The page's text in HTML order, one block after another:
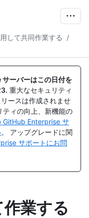
して共同作業する
/
ーバーはこの日付を
. 重大なセキュリティ
ースは作成されませ
ティの向上、新機能の
GitHub Enterprise サ
。 アップグレードに関
サポートにお問
業する